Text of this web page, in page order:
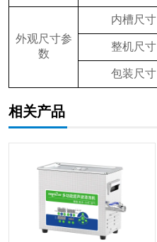
外观尺寸参
数
内槽尺寸
整机尺寸
包装尺寸
相关产品